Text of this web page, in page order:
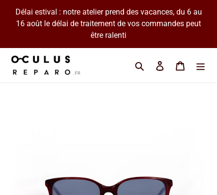
contenu
Délai estival : notre atelier prend des vacances, du 6 au
16 août le délai de traitement de vos commandes peut
être ralenti
Cherchez une
Se connecter
Panier